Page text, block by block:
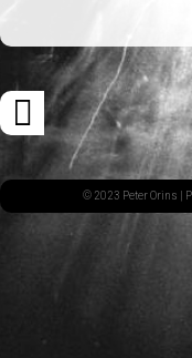
Navigation
des
articles
ARTICLE
PRÉCÉDENT© 2023 Peter Orins |